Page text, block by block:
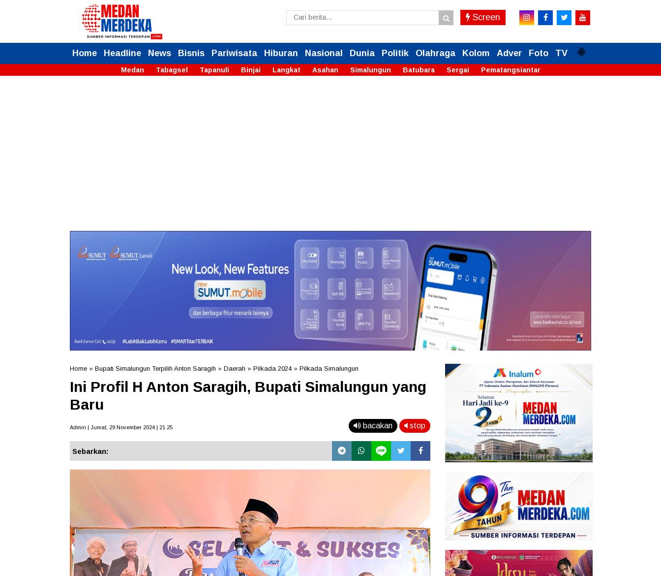
Screen
Home Headline News Bisnis Pariwisata Hiburan Nasional Dunia Politik Olahraga Kolom Adver Foto TV
Medan Tabagsel Tapanuli Binjai Langkat Asahan Simalungun Batubara Sergai Pematangsiantar
Home » Bupati Simalungun Terpilih Anton Saragih » Daerah » Pilkada 2024» Pilkada Simalungun
Ini Profil H Anton Saragih, Bupati Simalungun yang
Baru
Admin | Jumat, 29 November 2024 | 21.25 bacakan stop
Sebarkan: